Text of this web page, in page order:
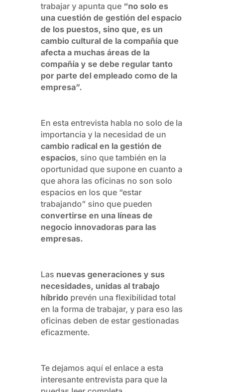
trabajar y apunta que “no solo es
una cuestión de gestión del espacio
de los puestos, sino que, es un
cambio cultural de la compañía que
afecta a muchas áreas de la
compañía y se debe regular tanto
por parte del empleado como de la
empresa”.
En esta entrevista habla no solo de la
importancia y la necesidad de un
cambio radical en la gestión de
espacios, sino que también en la
oportunidad que supone en cuanto a
que ahora las oficinas no son solo
espacios en los que “estar
trabajando” sino que pueden
convertirse en una líneas de
negocio innovadoras para las
empresas.
Las nuevas generaciones y sus
necesidades, unidas al trabajo
híbridoprevén una flexibilidad total
en la forma de trabajar, y para eso las
oficinas deben de estar gestionadas
eficazmente.
Te dejamos aquí el enlace a esta
interesante entrevista para que la